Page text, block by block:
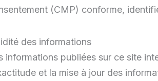
(CMP) conforme,
des informations
informations publiées sur ce site
et la mise à jour des